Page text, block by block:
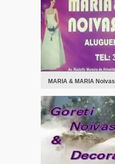
MARIA & MARIA Noivas